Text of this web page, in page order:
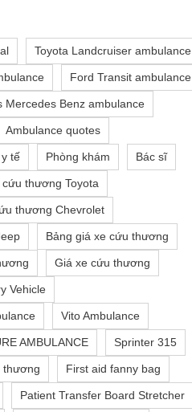
Toyota Landcruiser ambulance
Ford Transit ambulance
Mercedes Benz ambulance
Ambulance quotes
y tế Phòng khám Bác sĩ
cứu thương Toyota
thương Chevrolet
Bảng giá xe cứu thương
Giá xe cứu thương
Vehicle
Vito Ambulance
AMBULANCE Sprinter 315
thương First aid fanny bag
Patient Transfer Board Stretcher